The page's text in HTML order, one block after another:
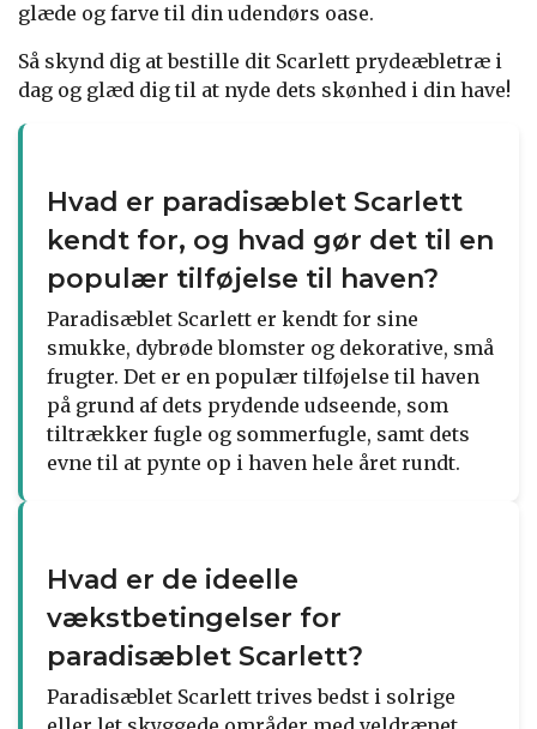
glæde og farve til din udendørs oase.
Så skynd dig at bestille dit Scarlett prydeæbletræ i
dag og glæd dig til at nyde dets skønhed i din have!
Hvad er paradisæblet Scarlett
kendt for, og hvad gør det til en
populær tilføjelse til haven?
Paradisæblet Scarlett er kendt for sine
smukke, dybrøde blomster og dekorative, små
frugter. Det er en populær tilføjelse til haven
på grund af dets prydende udseende, som
tiltrækker fugle og sommerfugle, samt dets
evne til at pynte op i haven hele året rundt.
Hvad er de ideelle
vækstbetingelser for
paradisæblet Scarlett?
Paradisæblet Scarlett trives bedst i solrige